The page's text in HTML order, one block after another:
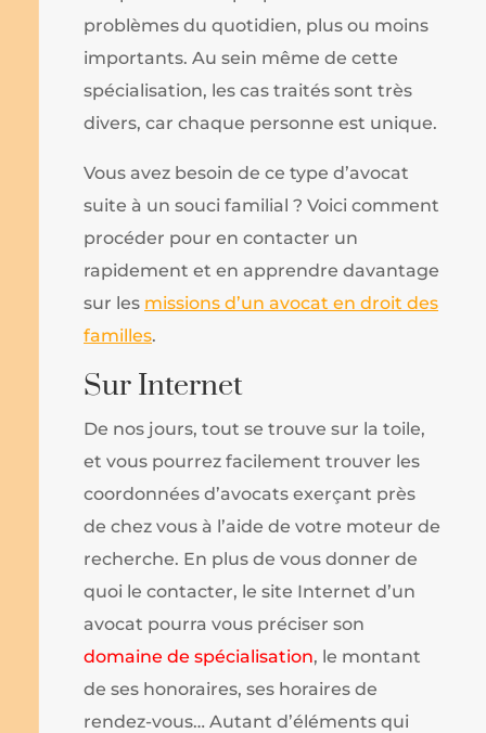
problèmes du quotidien, plus ou moins
importants. Au sein même de cette
spécialisation, les cas traités sont très
divers, car chaque personne est unique.
Vous avez besoin de ce type d’avocat
suite à un souci familial ? Voici comment
procéder pour en contacter un
rapidement et en apprendre davantage
sur les missions d’un avocat en droit des
familles.
Sur Internet
De nos jours, tout se trouve sur la toile,
et vous pourrez facilement trouver les
coordonnées d’avocats exerçant près
de chez vous à l’aide de votre moteur de
recherche. En plus de vous donner de
quoi le contacter, le site Internet d’un
avocat pourra vous préciser son
domaine de spécialisation, le montant
de ses honoraires, ses horaires de
rendez-vous… Autant d’éléments qui